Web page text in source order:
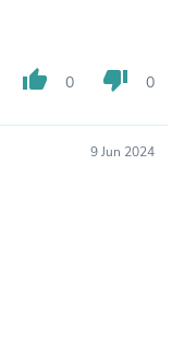
thumb_up 0 thumb_down 0
9 Jun 2024